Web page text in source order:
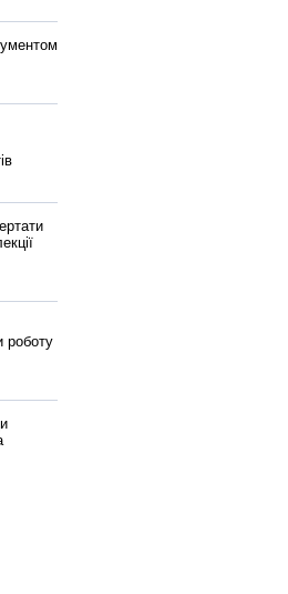
роботу